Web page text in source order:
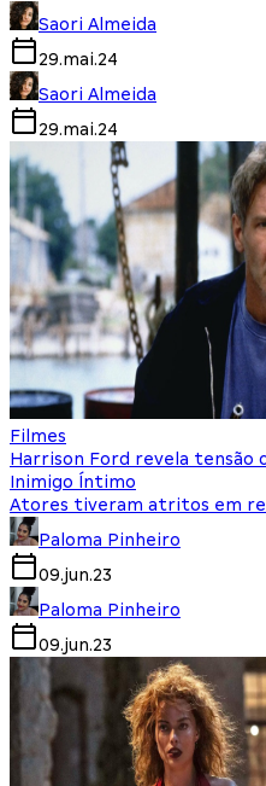
Saori Almeida
29.mai.24
Saori Almeida
29.mai.24
Filmes
Harrison Ford revela tensão
Inimigo Íntimo
Atores tiveram atritos em
Paloma Pinheiro
09.jun.23
Paloma Pinheiro
09.jun.23